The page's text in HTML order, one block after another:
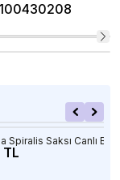
Spiralis Saksı Canlı Bitki
TL